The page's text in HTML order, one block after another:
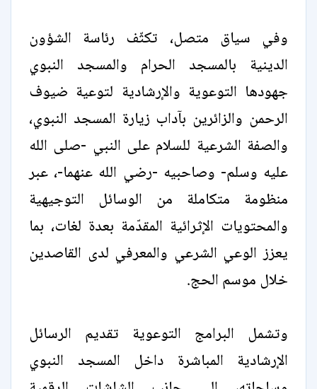
وفي سياق متصل، تكثّف رئاسة الشؤون
الدينية بالمسجد الحرام والمسجد النبوي
جهودها التوعوية والإرشادية لتوعية ضيوف
الرحمن والزائرين بآداب زيارة المسجد النبوي،
والصفة الشرعية للسلام على النبي -صلى الله
عليه وسلم- وصاحبيه -رضي الله عنهما-، عبر
منظومة متكاملة من الوسائل التوجيهية
والمحتويات الإثرائية المقدّمة بعدة لغات، بما
يعزز الوعي الشرعي والمعرفي لدى القاصدين
خلال موسم الحج.
وتشمل البرامج التوعوية تقديم الرسائل
الإرشادية المباشرة داخل المسجد النبوي